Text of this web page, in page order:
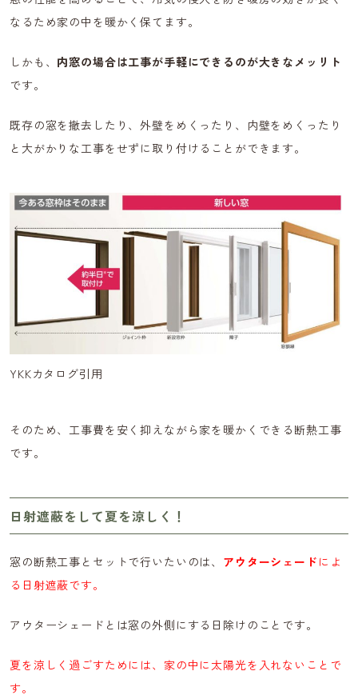
なるため家の中を暖かく保てます。
しかも、 内窓の場合は工事が手軽にできるのが大きなメッリト
です。
既存の窓を撤去したり、外壁をめくったり、内壁をめくったり
と大がかりな工事をせずに取り付けることができます。
YKKカタログ引用
そのため、工事費を安く抑えながら家を暖かくできる断熱工事
です。
日射遮蔽をして夏を涼しく！
窓の断熱工事とセットで行いたいのは、 アウターシェード によ
る日射遮蔽です。
アウターシェードとは窓の外側にする日除けのことです。
夏を涼しく過ごすためには、家の中に太陽光を入れないことで
す。